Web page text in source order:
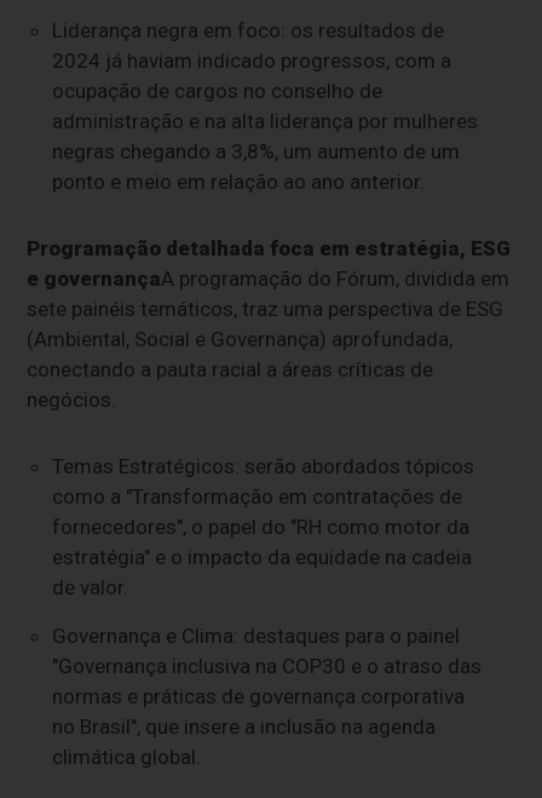
Liderança negra em foco: os resultados de
2024 já haviam indicado progressos, com a
ocupação de cargos no conselho de
administração e na alta liderança por mulheres
negras chegando a 3,8%, um aumento de um
ponto e meio em relação ao ano anterior.
Programação detalhada foca em estratégia, ESG
e governançaA programação do Fórum, dividida em
sete painéis temáticos, traz uma perspectiva de ESG
(Ambiental, Social e Governança) aprofundada,
conectando a pauta racial a áreas críticas de
negócios.
Temas Estratégicos: serão abordados tópicos
como a "Transformação em contratações de
fornecedores", o papel do "RH como motor da
estratégia" e o impacto da equidade na cadeia
de valor.
Governança e Clima: destaques para o painel
"Governança inclusiva na COP30 e o atraso das
normas e práticas de governança corporativa
no Brasil", que insere a inclusão na agenda
climática global.